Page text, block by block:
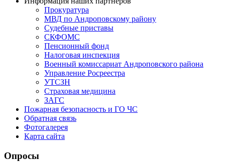
Прокуратура
МВД по Андроповскому району
Судебные приставы
СКФОМС
Пенсионный фонд
Налоговая инспекция
Военный комиссариат Андроповского района
Управление Росреестра
УТСЗН
Страховая медицина
ЗАГС
Пожарная безопасность и ГО ЧС
Обратная связь
Фотогалерея
Карта сайта
Опросы